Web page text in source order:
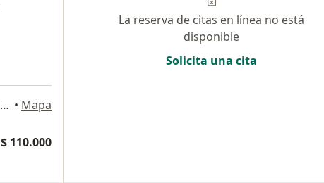
Consulta domiciliaria en Medellin, Medellín • Mapa
$ 110.000
La reserva de citas en línea no está
disponible
Solicita una cita